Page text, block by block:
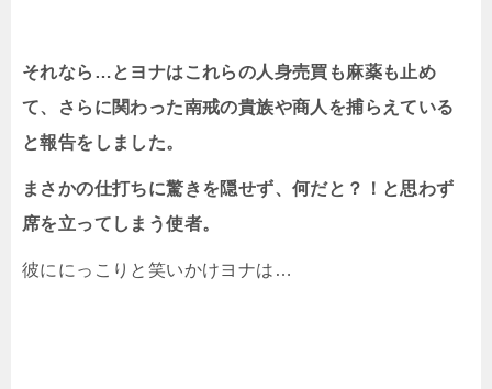
それなら…とヨナはこれらの人身売買も麻薬も止め
て、さらに関わった南戒の貴族や商人を捕らえている
と報告をしました。
まさかの仕打ちに驚きを隠せず、何だと？！と思わず
席を立ってしまう使者。
彼ににっこりと笑いかけヨナは…